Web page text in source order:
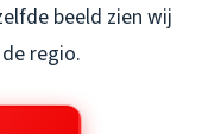
beeld zien wij
regio.